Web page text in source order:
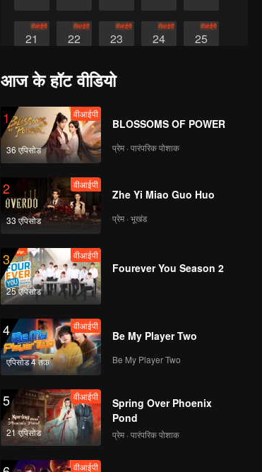
21
वीआईपी
22
वीआईपी
23
वीआईपी
24
वीआईपी
25
वीआईपी
आज के हॉट वीडियो
1
36 एपिसोड
वीआईपी
BLOSSOMS OF POWER
प्रेम · पारंपरिक पोशाक
2
33 एपिसोड
वीआईपी
Zhe Yi Miao Guo Huo
प्रेम · भूखंड
3
25 एपिसोड
वीआईपी
Fourever You Season 2
4
एपिसोड 4 तक
वीआईपी
Be My Player Two
Be My Player Two
5
21 एपिसोड
वीआईपी
Spring Over Phoenix
Pond
प्रेम · पारंपरिक पोशाक
वीआईपी